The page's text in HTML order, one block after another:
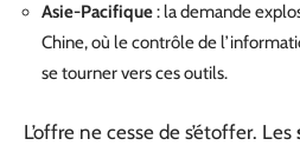
Asie-Pacifique: la demande
Chine, où le contrôle de
se tourner vers ces outils.
L’offre ne cesse de s’étoffer. Les